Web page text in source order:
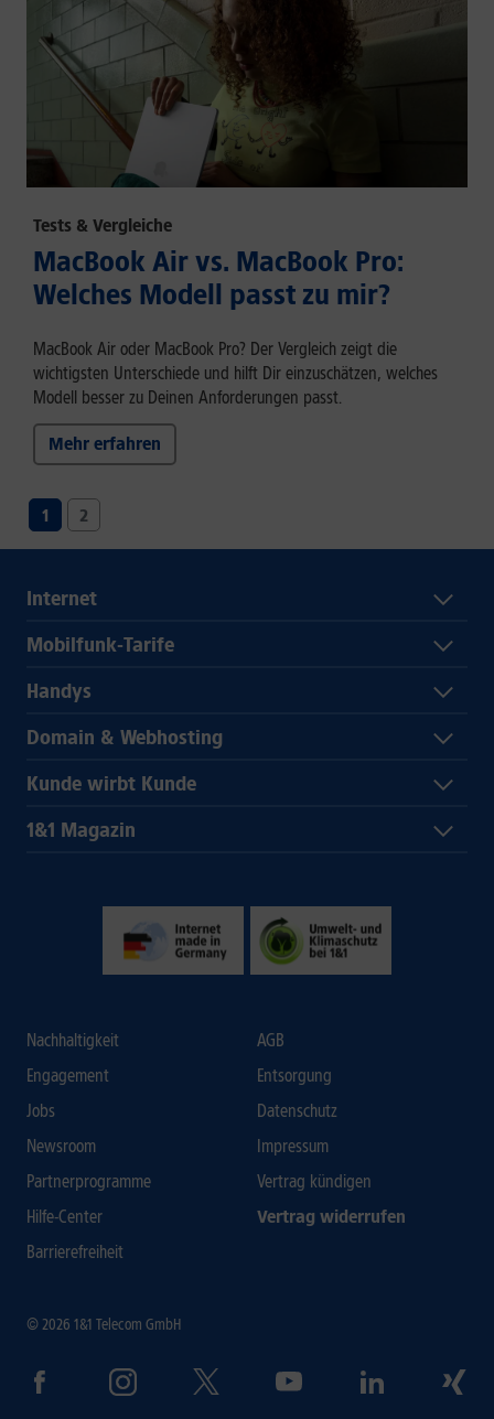
Tests & Vergleiche
MacBook Air vs. MacBook Pro:
Welches Modell passt zu mir?
MacBook Air oder MacBook Pro? Der Vergleich zeigt die
wichtigsten Unterschiede und hilft Dir einzuschätzen, welches
Modell besser zu Deinen Anforderungen passt.
Mehr erfahren
1 2
Internet
Mobilfunk-Tarife
Handys
Domain & Webhosting
Kunde wirbt Kunde
1&1 Magazin
Nachhaltigkeit
Engagement
Jobs
Newsroom
Partnerprogramme
Hilfe-Center
Barrierefreiheit
AGB
Entsorgung
Datenschutz
Impressum
Vertrag kündigen
Vertrag widerrufen
© 2026 1&1 Telecom GmbH